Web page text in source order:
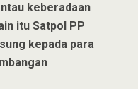
keberadaan
itu Satpol PP
kepada para